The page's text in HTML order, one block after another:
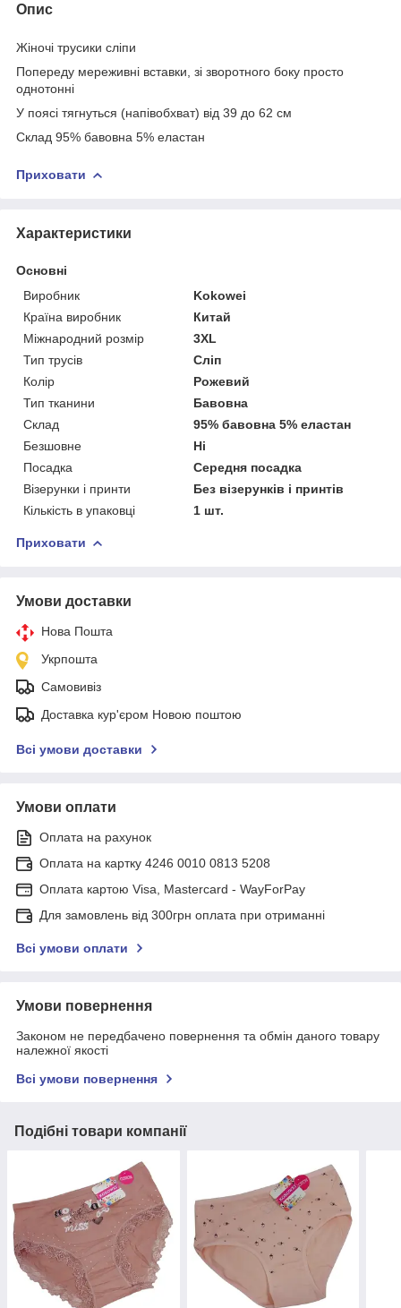
Опис
Жіночі трусики сліпи
Попереду мереживні вставки, зі зворотного боку просто
однотонні
У поясі тягнуться (напівобхват) від 39 до 62 см
Склад 95% бавовна 5% еластан
Приховати
Характеристики
Основні
Виробник
Kokowei
Країна виробник
Китай
Міжнародний розмір
3XL
Тип трусів
Сліп
Колір
Рожевий
Тип тканини
Бавовна
Склад
95% бавовна 5% еластан
Безшовне
Ні
Посадка
Середня посадка
Візерунки і принти
Без візерунків і принтів
Кількість в упаковці
1 шт.
Приховати
Умови доставки
Нова Пошта
Укрпошта
Самовивіз
Доставка кур'єром Новою поштою
Всі умови доставки
Умови оплати
Оплата на рахунок
Оплата на картку 4246 0010 0813 5208
Оплата картою Visa, Mastercard - WayForPay
Для замовлень від 300грн оплата при отриманні
Всі умови оплати
Умови повернення
Законом не передбачено повернення та обмін даного товару
належної якості
Всі умови повернення
Подібні товари компанії